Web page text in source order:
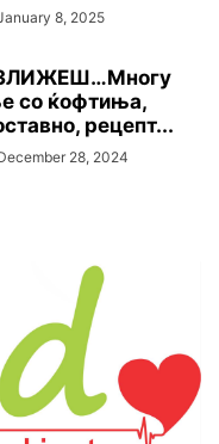
8, 2025
со ќофтиња,
рецепт...
28, 2024